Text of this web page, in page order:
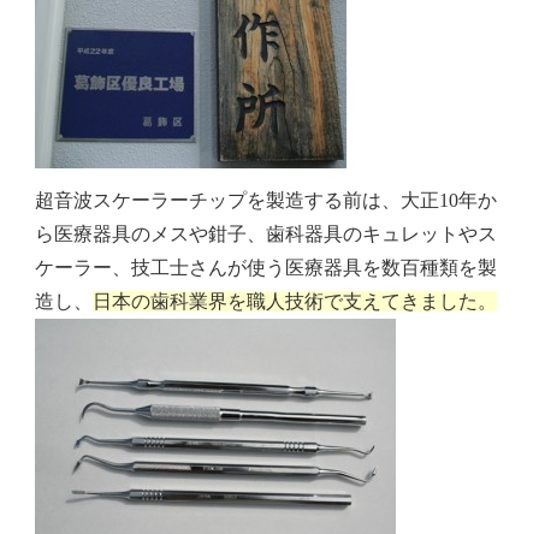
超音波スケーラーチップを製造する前は、大正10年か
ら医療器具のメスや鉗子、歯科器具のキュレットやス
ケーラー、技工士さんが使う医療器具を数百種類を製
造し、
日本の歯科業界を職人技術で支えてきました。